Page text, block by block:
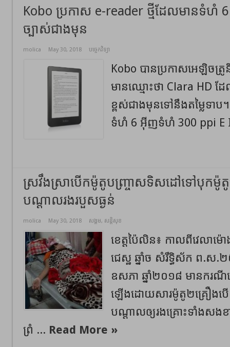
Kobo ប្រកាស e-reader ថ្មីដែលមានទំហំ
ច្បាស់ជាងមុន
molica May 30, 2018 បច្ចេកវិទ្យា
Kobo បានប្រកាសអេឡិចត្
មានឈ្មោះថា Clara HD
ខ្ពស់ជាងមុនទៅនឹងតម្លៃទាប
ទំហំ 6 អ៊ីញទំហំ 300 ppi E
ស្រវឹងស្រាបើកម៉ូតូបញ្ច្រាសទិសដៅទៅបុកម៉ូតូ
បណ្ដាលរងរបួសធ្ងន់
molica May 30, 2018 សង្គម, សន្តិសុខ
ខេត្តប៉ៃលិន​៖ កាលពី​វេលាម៉ោ
ជេស្ឋ ឆ្នាំច សំរឹទ្ធិស័ក ព.ស.
ឧសភា ឆ្នាំ២០១៨ មាន​ករណី​
ឡើង​ដោយសារម៉ូតូ២គ្រឿងបើ
បណ្ដាលឲ្យរងគ្រោះទាំងសង
ព្រំ ... Read More »